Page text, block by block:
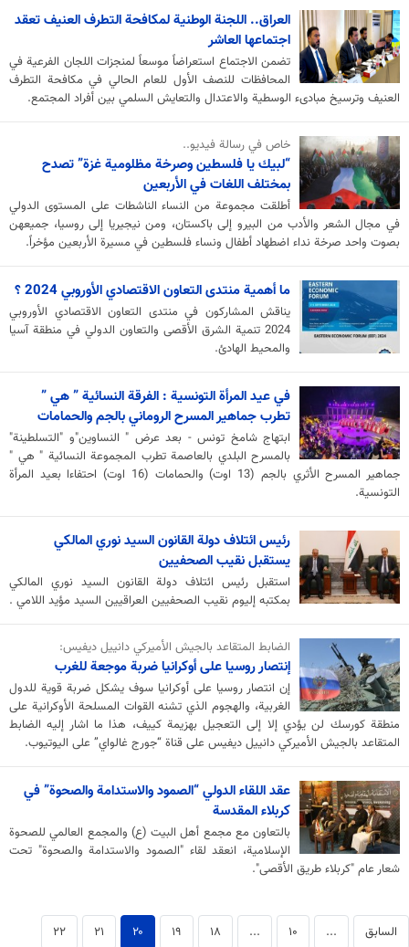
العراق.. اللجنة الوطنية لمكافحة التطرف العنيف تعقد
اجتماعها العاشر
تضمن الاجتماع استعراضاً موسعاً لمنجزات اللجان الفرعية في
المحافظات للنصف الأول للعام الحالي في مكافحة التطرف
العنيف وترسيخ مبادىء الوسطية والاعتدال والتعايش السلمي بين أفراد المجتمع.
خاص في رسالة فيديو..
“لبيك يا فلسطين وصرخة مظلومية غزة” تصدح
بمختلف اللغات في الأربعين
أطلقت مجموعة من النساء الناشطات على المستوى الدولي
في مجال الشعر والأدب من البيرو إلى باكستان، ومن نيجيريا إلى روسيا، جميعهن
بصوت واحد صرخة نداء اضطهاد أطفال ونساء فلسطين في مسيرة الأربعين مؤخراً.
ما أهمية منتدى التعاون الاقتصادي الأوروبي 2024 ؟
يناقش المشاركون في منتدى التعاون الاقتصادي الأوروبي
2024 تنمية الشرق الأقصى والتعاون الدولي في منطقة آسيا
والمحيط الهادئ.
في عيد المرأة التونسية : الفرقة النسائية ” هي ”
تطرب جماهير المسرح الروماني بالجم والحمامات
ابتهاج شامخ تونس - بعد عرض " النساوين"و "التسلطينة"
بالمسرح البلدي بالعاصمة تطرب المجموعة النسائية " هي "
جماهير المسرح الأثري بالجم (13 اوت) والحمامات (16 اوت) احتفاءا بعيد المرأة
التونسية.
رئيس ائتلاف دولة القانون السيد نوري المالكي
يستقبل نقيب الصحفيين
استقبل رئيس ائتلاف دولة القانون السيد نوري المالكي
بمكتبه إليوم نقيب الصحفيين العراقيين السيد مؤيد اللامي .
الضابط المتقاعد بالجيش الأميركي دانييل ديفيس:
إنتصار روسيا على أوكرانيا ضربة موجعة للغرب
إن انتصار روسيا على أوكرانيا سوف يشكل ضربة قوية للدول
الغربية، والهجوم الذي تشنه القوات المسلحة الأوكرانية على
منطقة كورسك لن يؤدي إلا إلى التعجيل بهزيمة كييف، هذا ما اشار إليه الضابط
المتقاعد بالجيش الأميركي دانييل ديفيس على قناة “جورج غالواي” على اليوتيوب.
عقد اللقاء الدولي “الصمود والاستدامة والصحوة” في
كربلاء المقدسة
بالتعاون مع مجمع أهل البيت (ع) والمجمع العالمي للصحوة
الإسلامية، انعقد لقاء "الصمود والاستدامة والصحوة" تحت
شعار عام "كربلاء طريق الأقصى".
السابق ... ۱۰ ... ۱۸ ۱۹ ۲۰ ۲۱ ۲۲